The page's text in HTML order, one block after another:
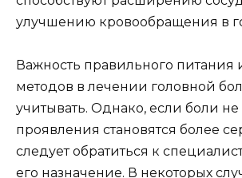
улучшению кровообращения в
Важность правильного питания
методов в лечении головной
учитывать. Однако, если боли
проявления становятся более
следует обратиться к
его назначение. В некоторых